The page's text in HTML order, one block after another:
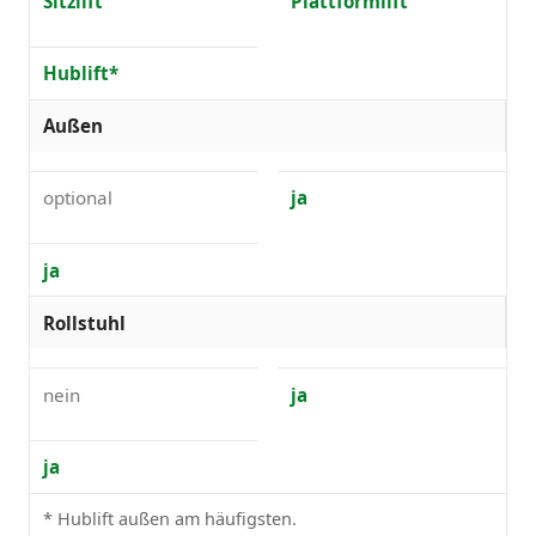
Hublift*
Außen
optional ja
ja
Rollstuhl
nein ja
ja
* Hublift außen am häufigsten.